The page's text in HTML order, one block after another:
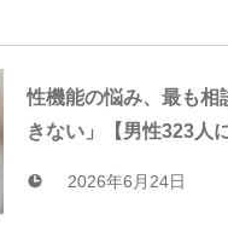
性機能の悩み、最も相
きない」【男性323人
2026年6月24日